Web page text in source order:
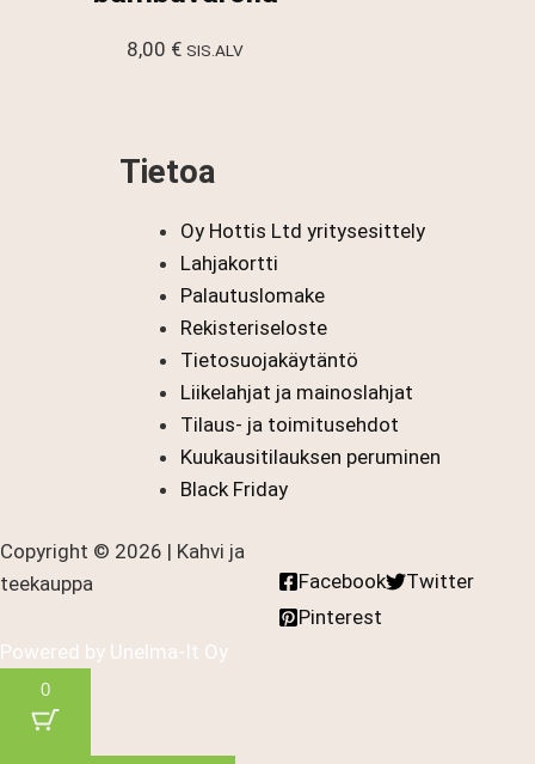
8,00 € SIS.ALV
Tietoa
Oy Hottis Ltd yritysesittely
Lahjakortti
Palautuslomake
Rekisteriseloste
Tietosuojakäytäntö
Liikelahjat ja mainoslahjat
Tilaus- ja toimitusehdot
Kuukausitilauksen peruminen
Black Friday
Copyright © 2026 | Kahvi ja
teekauppa
Powered by Unelma-It Oy
Facebook
Twitter
Pinterest
0